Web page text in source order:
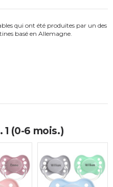
qui ont été produites par un des
basé en Allemagne.
1 (0-6 mois.)